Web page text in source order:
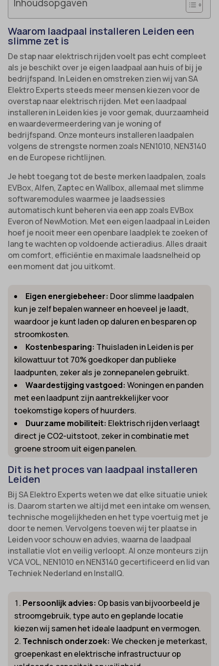
Inhoudsopgaven
Waarom laadpaal installeren Leiden een
slimme zet is
De stap naar elektrisch rijden voelt pas echt compleet
als je beschikt over je eigen laadpaal aan huis of bij je
bedrijfspand. In Leiden en omstreken zien wij van SA
Elektro Experts steeds meer mensen kiezen voor de
overstap naar elektrisch rijden. Met een laadpaal
installeren in Leiden kies je voor gemak, duurzaamheid
en waardevermeerdering van je woning of
bedrijfspand. Onze monteurs installeren laadpalen
volgens de strengste normen zoals NEN1010, NEN3140
en de Europese richtlijnen.
Je hebt toegang tot de beste merken laadpalen, zoals
EVBox, Alfen, Zaptec en Wallbox, allemaal met slimme
softwaremodules waarmee je laadsessies
automatisch kunt beheren via een app zoals EVBox
Everon of NewMotion. Met een eigen laadpaal in Leiden
hoef je nooit meer een openbare laadplek te zoeken of
lang te wachten op voldoende actieradius. Alles draait
om comfort, efficiëntie en maximale laadsnelheid op
een moment dat jou uitkomt.
Eigen energiebeheer: Door slimme laadpalen
kun je zelf bepalen wanneer en hoeveel je laadt,
waardoor je kunt laden op daluren en besparen op
stroomkosten.
Kostenbesparing: Thuisladen in Leiden is per
kilowattuur tot 70% goedkoper dan publieke
laadpunten, zeker als je zonnepanelen gebruikt.
Waardestijging vastgoed: Woningen en panden
met een laadpunt zijn aantrekkelijker voor
toekomstige kopers of huurders.
Duurzame mobiliteit: Elektrisch rijden verlaagt
direct je CO2-uitstoot, zeker in combinatie met
groene stroom uit eigen panelen.
Dit is het proces van laadpaal installeren
Leiden
Bij SA Elektro Experts weten we dat elke situatie uniek
is. Daarom starten we altijd met een intake om wensen,
technische mogelijkheden en het type voertuig met je
door te nemen. Vervolgens toeven wij ter plaatse in
Leiden voor schouw en advies, waarna de laadpaal
installatie vlot en veilig verloopt. Al onze monteurs zijn
VCA VOL, NEN1010 en NEN3140 gecertificeerd en lid van
Techniek Nederland en InstallQ.
Persoonlijk advies: Op basis van bijvoorbeeld je
stroomgebruik, type auto en geplande locatie
kiezen wij samen het ideale laadpunt en vermogen.
Technisch onderzoek: We checken je meterkast,
groepenkast en elektrische infrastructuur op